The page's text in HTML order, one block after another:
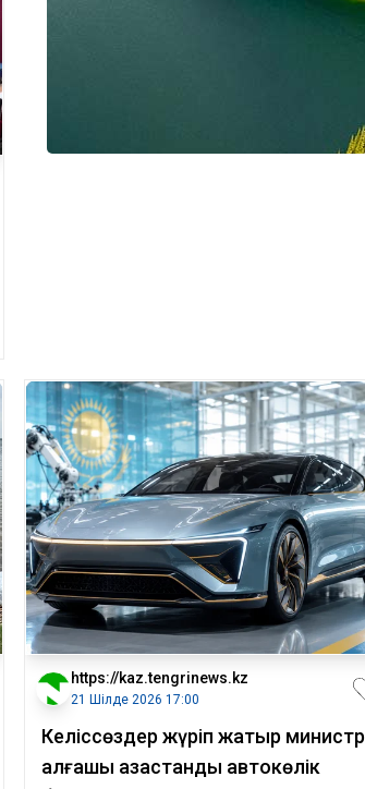
https://kaz.tengrinews.kz
21 Шілде 2026 17:00
Келіссөздер жүріп жатыр министр
алғашқы қазақстандық автокөлік